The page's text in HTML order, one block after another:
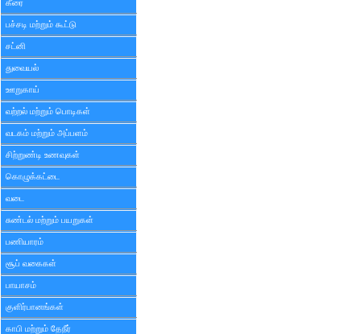
கீரை
பச்சடி மற்றும் கூட்டு
சட்னி
துவையல்
ஊறுகாய்
வற்றல் மற்றும் பொடிகள்
வடகம் மற்றும் அப்பளம்
சிற்றுண்டி உணவுகள்
கொழுக்கட்டை
வடை
சுண்டல் மற்றும் பயறுகள்
பணியாரம்
சூப் வகைகள்
பாயாசம்
குளிர்பானங்கள்
காபி மற்றும் தேநீர்